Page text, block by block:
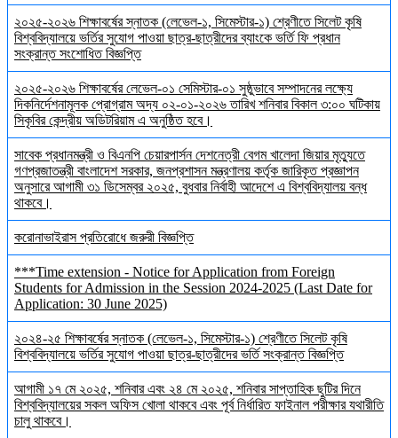
২০২৫-২০২৬ শিক্ষাবর্ষের স্নাতক (লেভেল-১, সিমেস্টার-১) শ্রেণীতে সিলেট কৃষি
বিশ্ববিদ্যালয়ে ভর্তির সুযোগ পাওয়া ছাত্র-ছাত্রীদের ব্যাংকে ভর্তি ফি প্রধান
সংক্রান্ত সংশোধিত বিজ্ঞপ্তি
২০২৫-২০২৬ শিক্ষাবর্ষের লেভেল-০১ সেমিস্টার-০১ সুষ্ঠুভাবে সম্পাদনের লক্ষ্যে
দিকনির্দেশনামূলক প্রোগ্রাম অদ্য ০২-০১-২০২৬ তারিখ শনিবার বিকাল ৩:০০ ঘটিকায়
সিকৃবির কেন্দ্রীয় অডিটরিয়াম এ অনুষ্ঠিত হবে।
সাবেক প্রধানমন্ত্রী ও বিএনপি চেয়ারপার্সন দেশনেত্রী বেগম খালেদা জিয়ার মৃত্যুতে
গণপ্রজাতন্ত্রী বাংলাদেশ সরকার, জনপ্রশাসন মন্ত্রণালয় কর্তৃক জারিকৃত প্রজ্ঞাপন
অনুসারে আগামী ৩১ ডিসেম্বর ২০২৫, বুধবার নির্বাহী আদেশে এ বিশ্ববিদ্যালয় বন্ধ
থাকবে।
করোনাভাইরাস প্রতিরোধে জরুরী বিজ্ঞপ্তি
***Time extension - Notice for Application from Foreign
Students for Admission in the Session 2024-2025 (Last Date for
Application: 30 June 2025)
২০২৪-২৫ শিক্ষাবর্ষের স্নাতক (লেভেল-১, সিমেস্টার-১) শ্রেণীতে সিলেট কৃষি
বিশ্ববিদ্যালয়ে ভর্তির সুযোগ পাওয়া ছাত্র-ছাত্রীদের ভর্তি সংক্রান্ত বিজ্ঞপ্তি
আগামী ১৭ মে ২০২৫, শনিবার এবং ২৪ মে ২০২৫, শনিবার সাপ্তাহিক ছুটির দিনে
বিশ্ববিদ্যালয়ের সকল অফিস খোলা থাকবে এবং পূর্ব নির্ধারিত ফাইনাল পরীক্ষার যথারীতি
চালু থাকবে।